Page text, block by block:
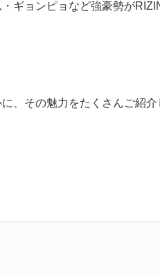
ギョンピョなど強豪勢が
、その魅力をたくさんご紹介